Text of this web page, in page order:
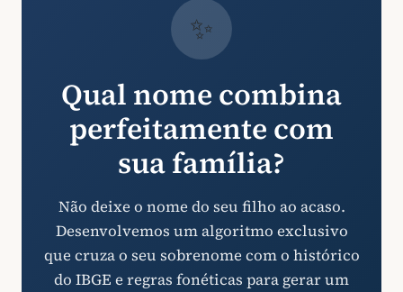
✨
Qual nome combina
perfeitamente com
sua família?
Não deixe o nome do seu filho ao acaso.
Desenvolvemos um algoritmo exclusivo
que cruza o seu sobrenome com o histórico
do IBGE e regras fonéticas para gerar um